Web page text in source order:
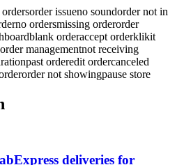
order issueno soundorder not in
no ordersmissing orderorder
blank orderaccept orderklikit
order managementnot receiving
past orderedit ordercanceled
order not showingpause store
deliveries for